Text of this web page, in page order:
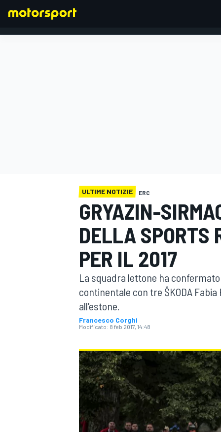
MOTOGP WEC
ULTIME NOTIZIE ERC
GRYAZIN-
DELLA SPORTS
PER IL 2017
La squadra lettone ha
continentale con tre ŠKODA
all'estone.
Francesco Corghi
Modificato: 8 feb 2017, 14:48